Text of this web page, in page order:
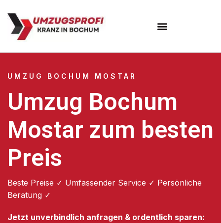
UMZUG BOCHUM MOSTAR
Umzug Bochum
Mostar zum besten
Preis
Beste Preise ✓ Umfassender Service ✓ Persönliche
Beratung ✓
Jetzt unverbindlich anfragen & ordentlich sparen: